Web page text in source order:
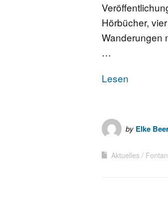
Hörbücher,
Wanderungen
…
Lesen
by Elke
Aktuelles